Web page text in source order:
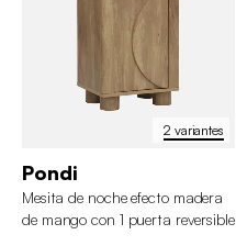
2 variantes
Pondi
Mesita de noche efecto madera
de mango con 1 puerta reversible